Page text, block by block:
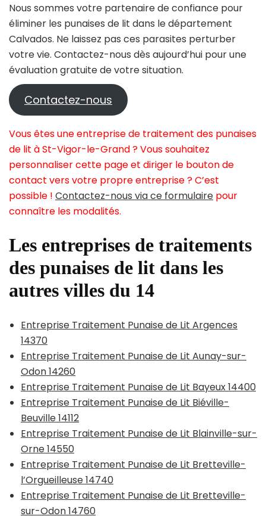
Nous sommes votre partenaire de confiance pour
éliminer les punaises de lit dans le département
Calvados. Ne laissez pas ces parasites perturber
votre vie. Contactez-nous dès aujourd’hui pour une
évaluation gratuite de votre situation.
Contactez-nous
Vous êtes une entreprise de traitement des punaises
de lit à St-Vigor-le-Grand ? Vous souhaitez
personnaliser cette page et diriger le bouton de
contact vers votre propre entreprise ? C’est
possible ! Contactez-nous via ce formulaire pour
connaître les modalités.
Les entreprises de traitements
des punaises de lit dans les
autres villes du 14
Entreprise Traitement Punaise de Lit Argences
14370
Entreprise Traitement Punaise de Lit Aunay-sur-
Odon 14260
Entreprise Traitement Punaise de Lit Bayeux 14400
Entreprise Traitement Punaise de Lit Biéville-
Beuville 14112
Entreprise Traitement Punaise de Lit Blainville-sur-
Orne 14550
Entreprise Traitement Punaise de Lit Bretteville-
l’Orgueilleuse 14740
Entreprise Traitement Punaise de Lit Bretteville-
sur-Odon 14760